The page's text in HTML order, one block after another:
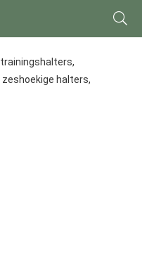
halters,